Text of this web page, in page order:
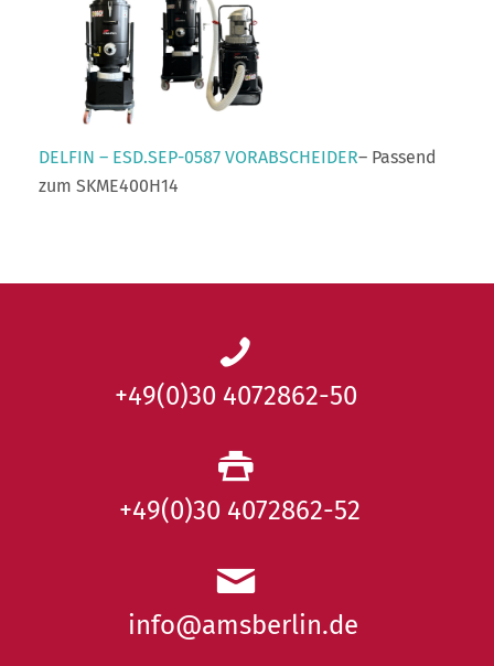
DELFIN – ESD.SEP-0587 VORABSCHEIDER– Passend
zum SKME400H14
+49(0)30 4072862-50
+49(0)30 4072862-52
info@amsberlin.de